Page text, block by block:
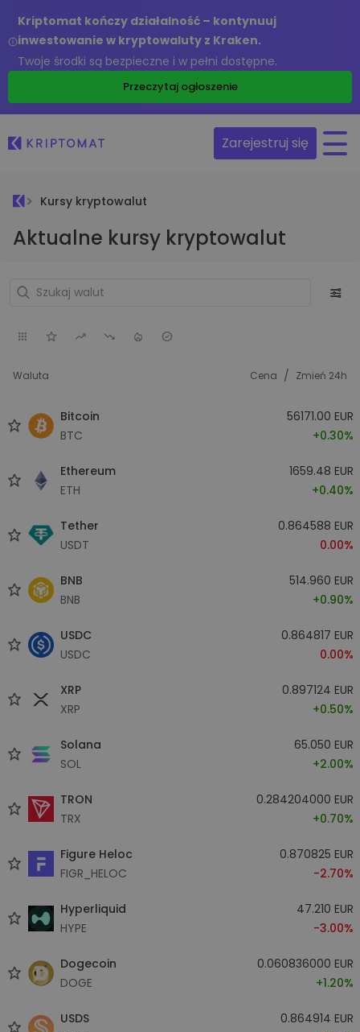
Kriptomat kończy działalność – kontynuuj
inwestowanie w kryptowaluty z Kraken.
Twoje środki są bezpieczne i w pełni dostępne.
Przeczytaj ogłoszenie
Zarejestruj się
Kursy kryptowalut
Aktualne kursy kryptowalut
Waluta Cena / Zmień 24h
Bitcoin
BTC
56171.00 EUR
+0.30%
Ethereum
ETH
1659.48 EUR
+0.40%
Tether
USDT
0.864588 EUR
0.00%
BNB
BNB
514.960 EUR
+0.90%
USDC
USDC
0.864817 EUR
0.00%
XRP
XRP
0.897124 EUR
+0.50%
Solana
SOL
65.050 EUR
+2.00%
TRON
TRX
0.284204000 EUR
+0.70%
Figure Heloc
FIGR_HELOC
0.870825 EUR
-2.70%
Hyperliquid
HYPE
47.210 EUR
-3.00%
Dogecoin
DOGE
0.060836000 EUR
+1.20%
USDS
0.864914 EUR